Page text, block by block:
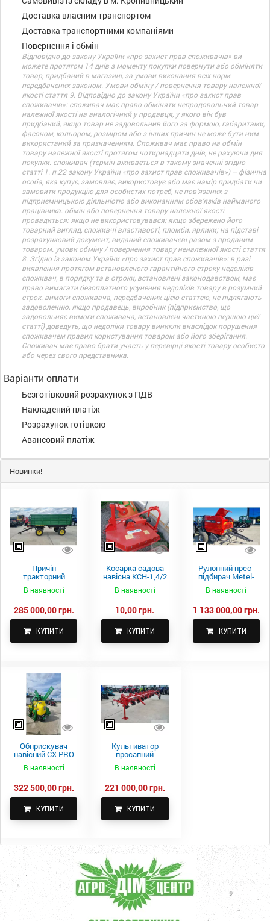
Доставка власним транспортом
Доставка транспортними компаніями
Повернення і обмін
Відповідно до закону України «про захист прав споживачів» ви
можете протягом 14 днів з моменту покупки повернути або обміняти
товар, придбаний в магазині, за умови виконання всіх норм
передбачених законом. Умови обміну / повернення товару належної
якості стаття 9. Відповідно до закону України «про захист прав
споживачів»: споживач має право обміняти непродовольчий товар
належної якості на аналогічний у продавця, у якого він був
придбаний, якщо товар не задовольнив його за формою, габаритами,
фасоном, кольором, розміром або з інших причин не може бути ним
використаний за призначенням. Споживач має право на обмін
товару належної якості протягом чотирнадцяти днів, не рахуючи дня
покупки. споживач (термін вживається в такому значенні згідно
статті 1. п.22 закону України «про захист прав споживачів») – фізична
особа, яка купує, замовляє, використовує або має намір придбати чи
замовити продукцію для особистих потреб, не пов’язаних з
підприємницькою діяльністю або виконанням обов’язків найманого
працівника. обмін або повернення товару належної якості
провадиться: якщо не використовувався; якщо збережено його
товарний вигляд, споживчі властивості, пломби, ярлики; на підставі
розрахунковий документ, виданий споживачеві разом з проданим
товаром. умови обміну / повернення товару неналежної якості стаття
8. Згідно із законом України «про захист прав споживачів»: в разі
виявлення протягом встановленого гарантійного строку недоліків
споживач, в порядку та в строки, встановлені законодавством, має
право вимагати безоплатного усунення недоліків товару в розумний
строк. вимоги споживача, передбачених цією статтею, не підлягають
задоволенню, якщо продавець, виробник (підприємство, що
задовольняє вимоги споживача, встановлені частиною першою цієї
статті) доведуть, що недоліки товару виникли внаслідок порушення
споживачем правил користування товаром або його зберігання.
Споживач має право брати участь у перевірці якості товару особисто
або через свого представника.
Варіанти оплати
Безготівковий розрахунок з ПДВ
Накладений платіж
Розрахунок готівкою
Авансовий платіж
Новинки!
Причіп
тракторний
самоскидний
Spike 2 ПТС-4
В наявності
285 000,00 грн.
КУПИТИ
Косарка садова
навісна КСН-1,4/2
В наявності
10,00 грн.
КУПИТИ
Рулонний прес-
підбирач Metel-
Fach Z 587
В наявності
1 133 000,00 грн.
КУПИТИ
Обприскувач
навісний CX PRO
В наявності
322 500,00 грн.
КУПИТИ
Культиватор
просапний
КПН-5,6-05
В наявності
221 000,00 грн.
КУПИТИ